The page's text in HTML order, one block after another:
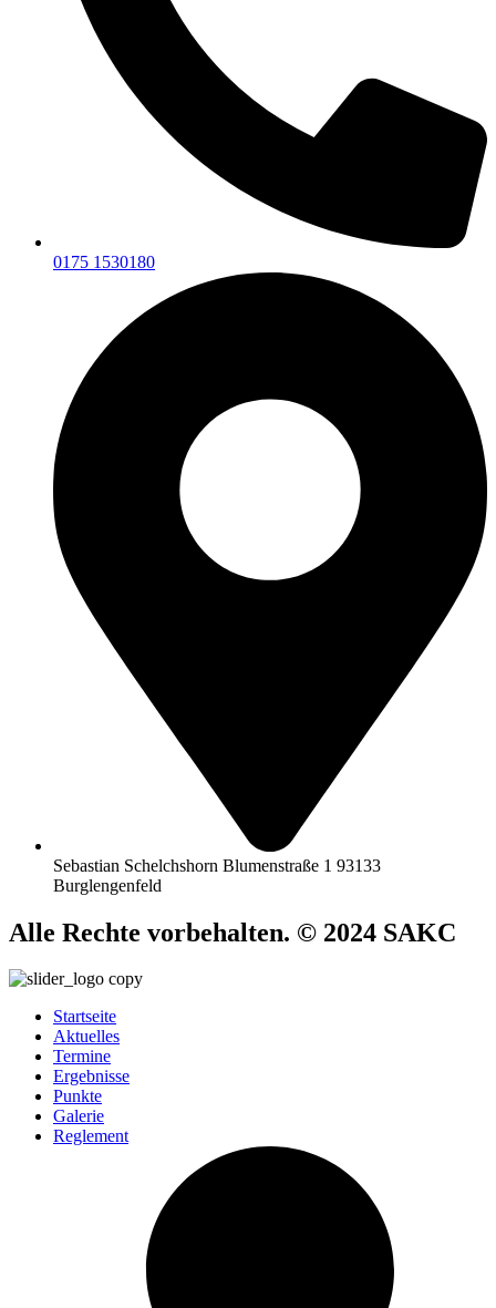
0175 1530180
Sebastian Schelchshorn Blumenstraße 1 93133
Burglengenfeld
Alle Rechte vorbehalten. © 2024 SAKC
Startseite
Aktuelles
Termine
Ergebnisse
Punkte
Galerie
Reglement